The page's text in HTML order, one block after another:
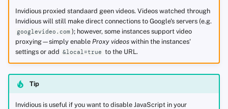
Invidious proxied standaard geen videos. Videos watched through
Invidious will still make direct connections to Google's servers (e.g.
googlevideo.com ); however, some instances support video
proxying—simply enable Proxy videoswithin the instances'
settings or add &local=true to the URL.
Tip
Invidious is useful if you want to disable JavaScript in your